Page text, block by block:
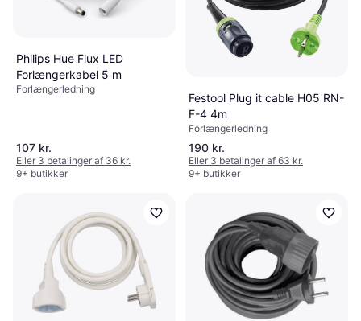
Philips Hue Flux LED
Forlængerkabel 5 m
Forlængerledning
107 kr.
Eller 3 betalinger af 36 kr.
9+ butikker
Festool Plug it cable H05 RN-
F-4 4m
Forlængerledning
190 kr.
Eller 3 betalinger af 63 kr.
9+ butikker